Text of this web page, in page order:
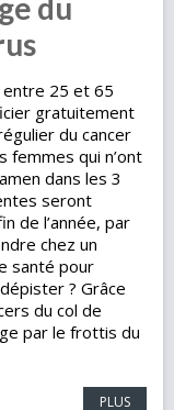
du
entre 25 et 65
gratuitement
du cancer
femmes qui n’ont
dans les 3
seront
de l’année, par
chez un
santé pour
? Grâce
du col de
par le frottis du
PLUS